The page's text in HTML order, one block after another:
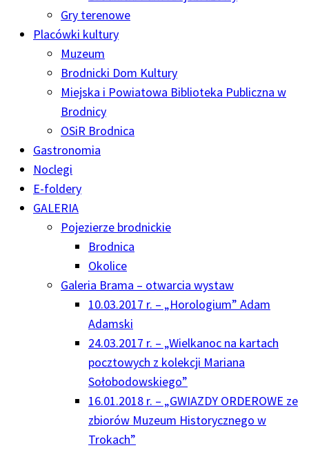
Gry terenowe
Placówki kultury
Muzeum
Brodnicki Dom Kultury
Miejska i Powiatowa Biblioteka Publiczna w
Brodnicy
OSiR Brodnica
Gastronomia
Noclegi
E-foldery
GALERIA
Pojezierze brodnickie
Brodnica
Okolice
Galeria Brama – otwarcia wystaw
10.03.2017 r. – „Horologium” Adam
Adamski
24.03.2017 r. – „Wielkanoc na kartach
pocztowych z kolekcji Mariana
Sołobodowskiego”
16.01.2018 r. – „GWIAZDY ORDEROWE ze
zbiorów Muzeum Historycznego w
Trokach”